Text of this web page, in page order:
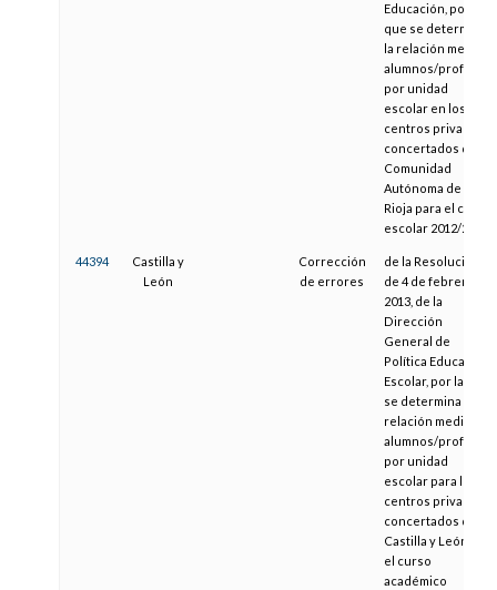
Educación, por la
que se determina
la relación media
alumnos/profesor
por unidad
escolar en los
centros privados
concertados de la
Comunidad
Autónoma de La
Rioja para el curso
escolar 2012/2013
44394
Castilla y
León
Corrección
de errores
de la Resolución
de 4 de febrero de
2013, de la
Dirección
General de
Política Educativa
Escolar, por la que
se determina la
relación media
alumnos/profesor
por unidad
escolar para los
centros privados
concertados de
Castilla y León en
el curso
académico